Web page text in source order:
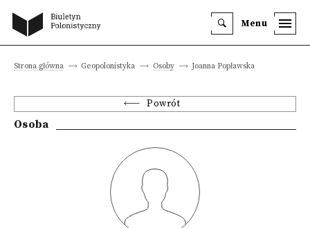
Menu
Strona główna Geopolonistyka Osoby Joanna Popławska
Powrót
Osoba